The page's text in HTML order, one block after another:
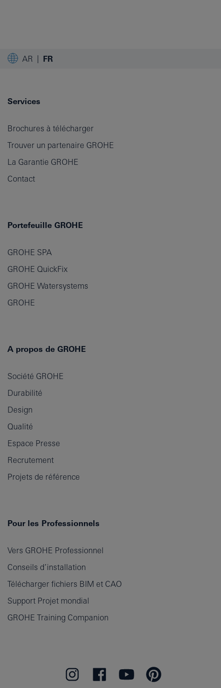
AR FR
Services
Brochures à télécharger
Trouver un partenaire GROHE
La Garantie GROHE
Contact
Portefeuille GROHE
GROHE SPA
GROHE QuickFix
GROHE Watersystems
GROHE
A propos de GROHE
Société GROHE
Durabilité
Design
Qualité
Espace Presse
Recrutement
Projets de référence
Pour les Professionnels
Vers GROHE Professionnel
Conseils d’installation
Télécharger fichiers BIM et CAO
Support Projet mondial
GROHE Training Companion